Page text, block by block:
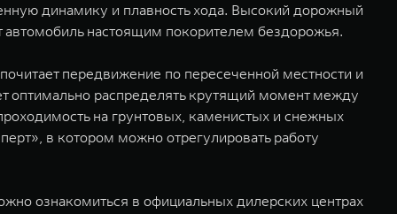
динамику и плавность хода. Высокий дорожный
автомобиль настоящим покорителем бездорожья.
передвижение по пересеченной местности и
оптимально распределять крутящий момент между
на грунтовых, каменистых и снежных
в котором можно отрегулировать работу
ознакомиться в официальных дилерских центрах